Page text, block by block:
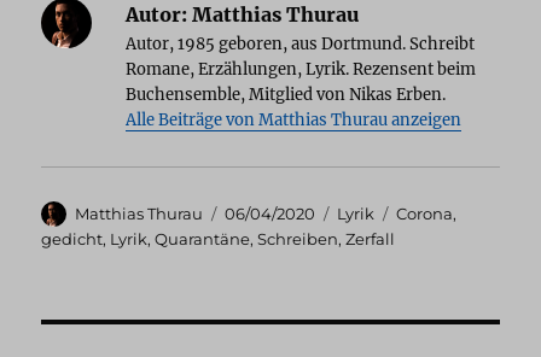
Autor: Matthias Thurau
Autor, 1985 geboren, aus Dortmund. Schreibt
Romane, Erzählungen, Lyrik. Rezensent beim
Buchensemble, Mitglied von Nikas Erben.
Alle Beiträge von Matthias Thurau anzeigen
Autor
Matthias Thurau
Veröffentlicht
am
06/04/2020 Kategorien
Lyrik Schlagwörter
Corona,
gedicht, Lyrik,Quarantäne,Schreiben,Zerfall